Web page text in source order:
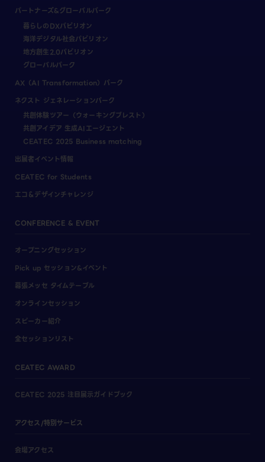
パートナーズ&グローバルパーク
暮らしのDXパビリオン
海洋デジタル社会パビリオン
地方創生2.0パビリオン
グローバルパーク
AX（AI Transformation）パーク
ネクスト ジェネレーションパーク
共創体験ツアー（ウォーキングブレスト）
共創アイデア 生成AIエージェント
CEATEC 2025 Business matching
出展者イベント情報
CEATEC for Students
エコ＆デザインチャレンジ
CONFERENCE & EVENT
オープニングセッション
Pick up セッション&イベント
幕張メッセ タイムテーブル
オンラインセッション
スピーカー紹介
全セッションリスト
CEATEC AWARD
CEATEC 2025 注目展示ガイドブック
アクセス/特別サービス
会場アクセス